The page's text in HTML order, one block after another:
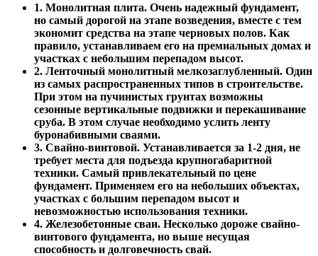
1. Монолитная плита. Очень надежный фундамент,
но самый дорогой на этапе возведения, вместе с тем
экономит средства на этапе черновых полов. Как
правило, устанавливаем его на премиальных домах и
участках с небольшим перепадом высот.
2. Ленточный монолитный мелкозаглубленный. Один
из самых распространенных типов в строительстве.
При этом на пучинистых грунтах возможны
сезонные вертикальные подвижки и перекашивание
сруба. В этом случае необходимо услить ленту
буронабивными сваями.
3. Свайно-винтовой. Устанавливается за 1-2 дня, не
требует места для подъезда крупногабаритной
техники. Самый привлекательный по цене
фундамент. Применяем его на небольших объектах,
участках с большим перепадом высот и
невозможностью использования техники.
4. Железобетонные сваи. Несколько дороже свайно-
винтового фундамента, но выше несущая
способность и долговечность свай.